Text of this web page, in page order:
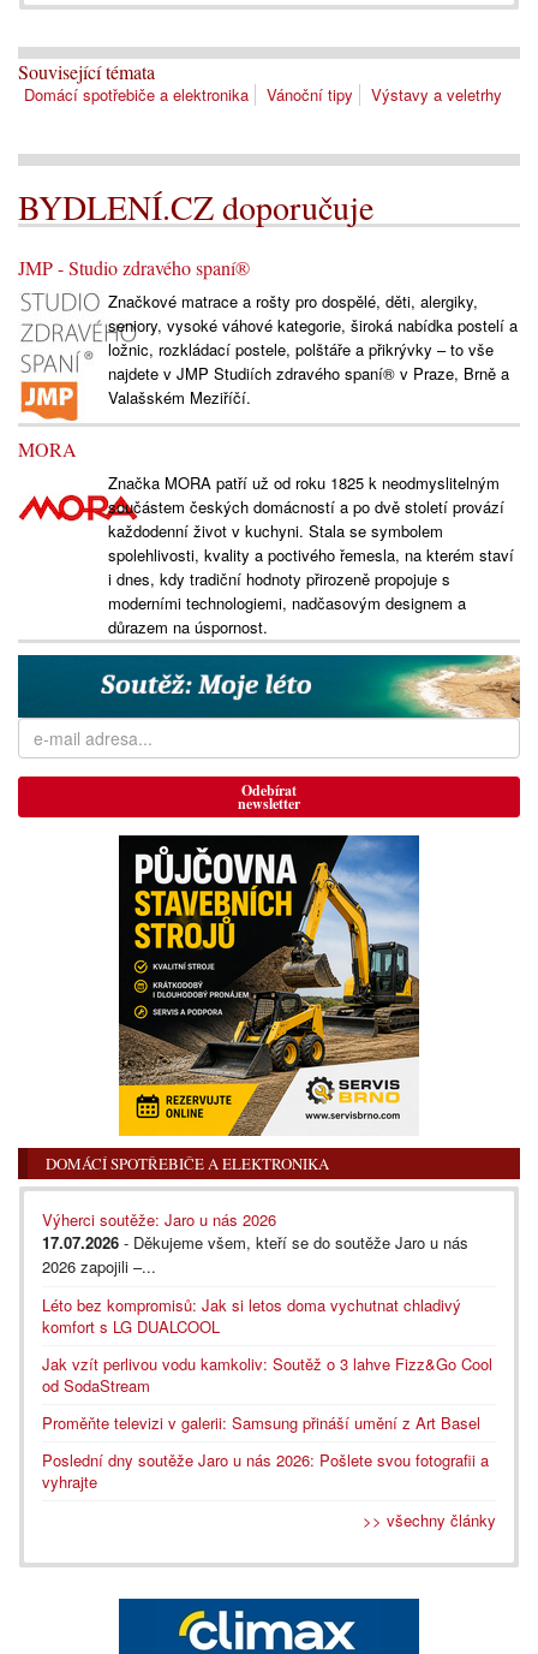
Související témata
Domácí spotřebiče a elektronika Vánoční tipy Výstavy a veletrhy
BYDLENÍ.CZ doporučuje
JMP - Studio zdravého spaní®
Značkové matrace a rošty pro dospělé, děti, alergiky,
seniory, vysoké váhové kategorie, široká nabídka postelí a
ložnic, rozkládací postele, polštáře a přikrývky – to vše
najdete v JMP Studiích zdravého spaní® v Praze, Brně a
Valašském Meziříčí.
MORA
Značka MORA patří už od roku 1825 k neodmyslitelným
součástem českých domácností a po dvě století provází
každodenní život v kuchyni. Stala se symbolem
spolehlivosti, kvality a poctivého řemesla, na kterém staví
i dnes, kdy tradiční hodnoty přirozeně propojuje s
moderními technologiemi, nadčasovým designem a
důrazem na úspornost.
Odebírat
newsletter
DOMÁCÍ SPOTŘEBIČE A ELEKTRONIKA
Výherci soutěže: Jaro u nás 2026
17.07.2026 - Děkujeme všem, kteří se do soutěže Jaro u nás
2026 zapojili –...
Léto bez kompromisů: Jak si letos doma vychutnat chladivý
komfort s LG DUALCOOL
Jak vzít perlivou vodu kamkoliv: Soutěž o 3 lahve Fizz&Go Cool
od SodaStream
Proměňte televizi v galerii: Samsung přináší umění z Art Basel
Poslední dny soutěže Jaro u nás 2026: Pošlete svou fotografii a
vyhrajte
>> všechny články